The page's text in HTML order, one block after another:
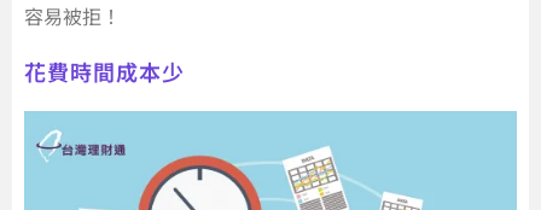
容易被拒！
花費時間成本少